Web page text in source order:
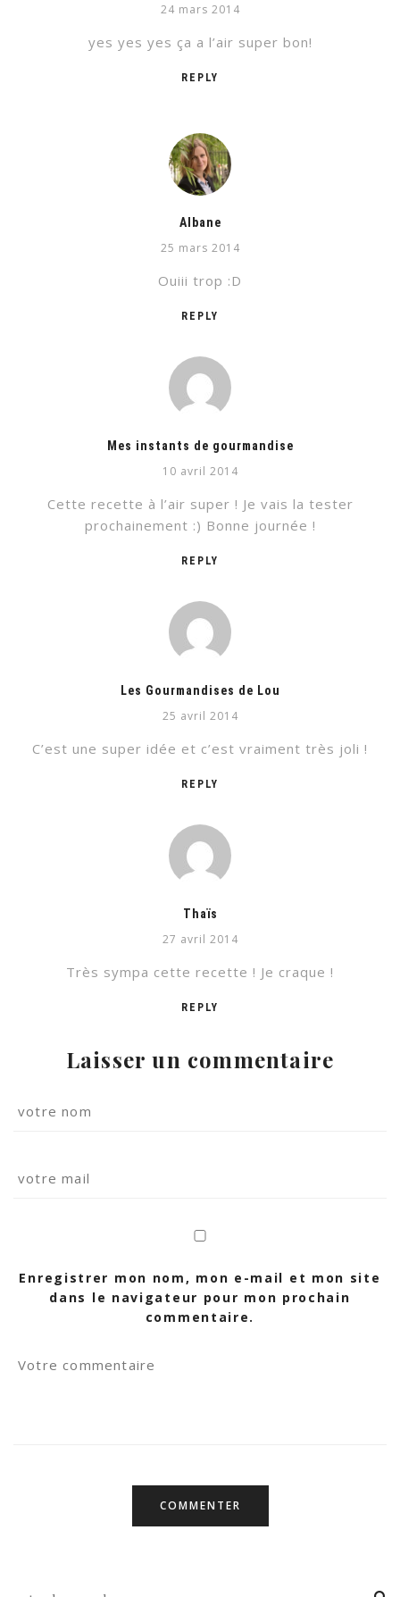
24 mars 2014
REPLY
yes yes yes ça a l’air super bon!
Albane
25 mars 2014
REPLY
Ouiii trop :D
Mes instants de gourmandise
10 avril 2014
REPLY
Cette recette à l’air super ! Je vais la tester
prochainement :) Bonne journée !
Les Gourmandises de Lou
25 avril 2014
REPLY
C’est une super idée et c’est vraiment très joli !
Thaïs
27 avril 2014
REPLY
Très sympa cette recette ! Je craque !
Laisser un commentaire
Enregistrer mon nom, mon e-mail et mon site
dans le navigateur pour mon prochain
commentaire.